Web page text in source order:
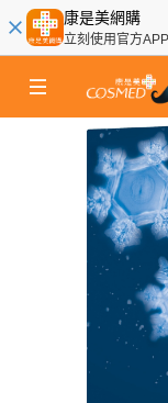
康是美網購
立刻使用官方APP